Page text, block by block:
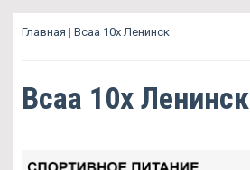
Главная | Bcaa 10x Ленинск
Bcaa 10x Ленинск